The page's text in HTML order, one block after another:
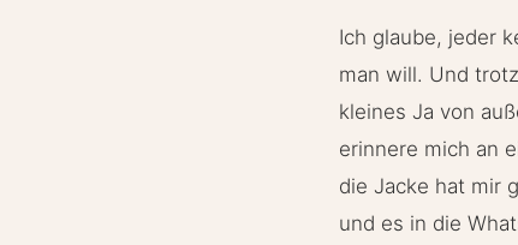
Ich glaube, jeder
man will. Und
kleines Ja von
erinnere mich an
die Jacke hat mir
und es in die